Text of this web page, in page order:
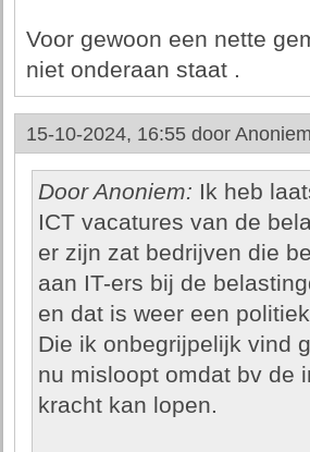
Voor gewoon een nette
niet onderaan staat .
15-10-2024, 16:55 door Anoniem
Door Anoniem: Ik heb
ICT vacatures van de
er zijn zat bedrijven die
aan IT-ers bij de
en dat is weer een
Die ik onbegrijpelijk vind
nu misloopt omdat bv de
kracht kan lopen.